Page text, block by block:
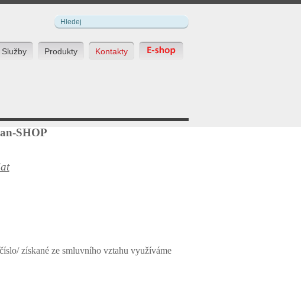
Služby Produkty Kontakty
SHOP
získané ze smluvního vztahu využíváme